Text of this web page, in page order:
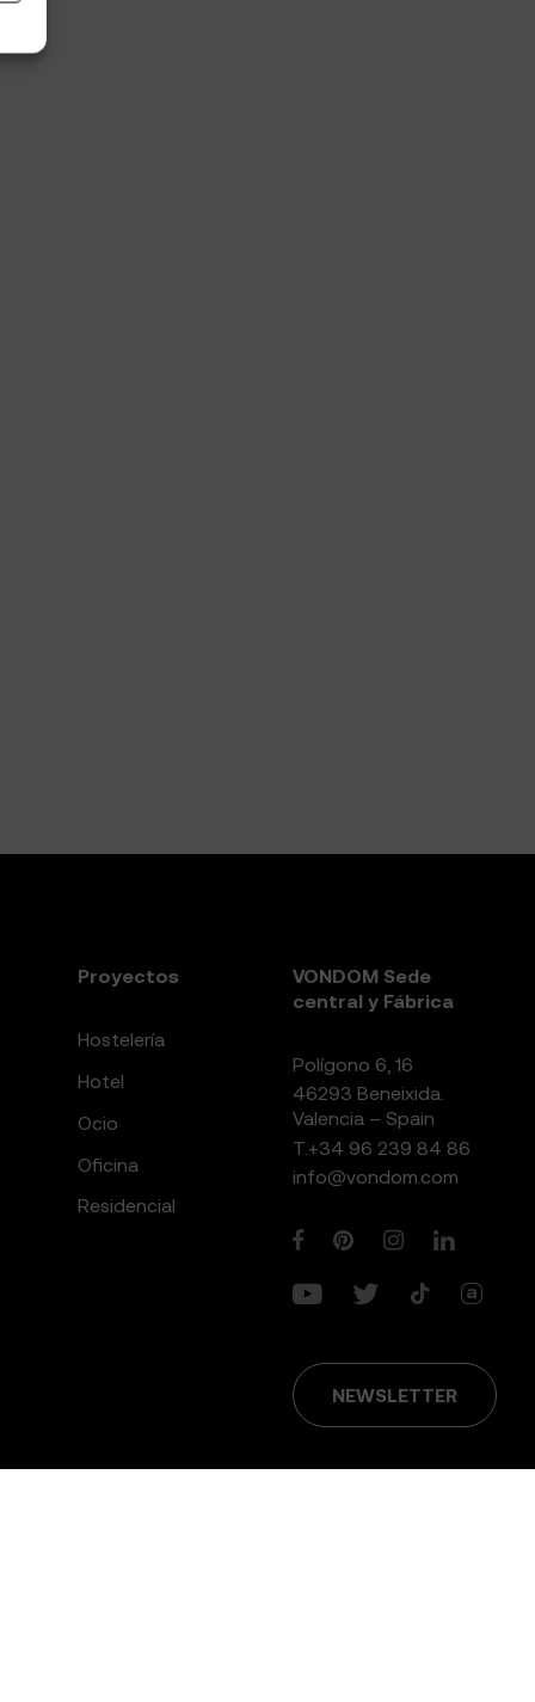
Proyectos
Hostelería
Hotel
Ocio
Oficina
Residencial
VONDOM Sede
central y Fábrica
Polígono 6, 16
46293 Beneixida.
Valencia – Spain
T. +34 96 239 84 86
info@vondom.com
NEWSLETTER